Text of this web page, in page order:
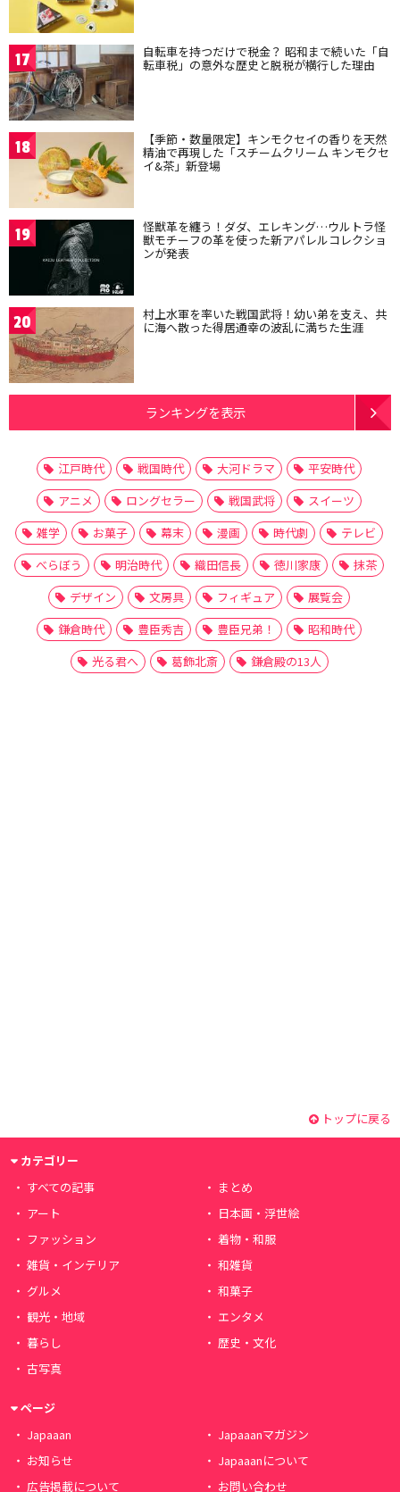
17 自転車を持つだけで税金？ 昭和まで続いた「自
転車税」の意外な歴史と脱税が横行した理由
18 【季節・数量限定】キンモクセイの香りを天然
精油で再現した「スチームクリーム キンモクセ
イ&茶」新登場
19 怪獣革を纏う！ダダ、エレキング…ウルトラ怪
獣モチーフの革を使った新アパレルコレクショ
ンが発表
20 村上水軍を率いた戦国武将！幼い弟を支え、共
に海へ散った得居通幸の波乱に満ちた生涯
ランキングを表示
江戸時代 戦国時代 大河ドラマ
平安時代
アニメ
ロングセラー 戦国武将
スイーツ
雑学
お菓子 幕末 漫画 時代劇
テレビ
べらぼう
明治時代 織田信長 徳川家康
抹茶
デザイン
文房具 フィギュア
展覧会
鎌倉時代
豊臣秀吉 豊臣兄弟！
昭和時代
光る君へ
葛飾北斎 鎌倉殿の13人
トップに戻る
カテゴリー
すべての記事
まとめ
アート
日本画・浮世絵
ファッション
着物・和服
雑貨・インテリア
和雑貨
グルメ
和菓子
観光・地域
エンタメ
暮らし
歴史・文化
古写真
ページ
Japaaan
Japaaanマガジン
お知らせ
Japaaanについて
広告掲載について
お問い合わせ